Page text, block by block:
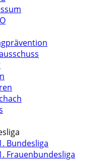
Bundesliga
Frauenbundesliga